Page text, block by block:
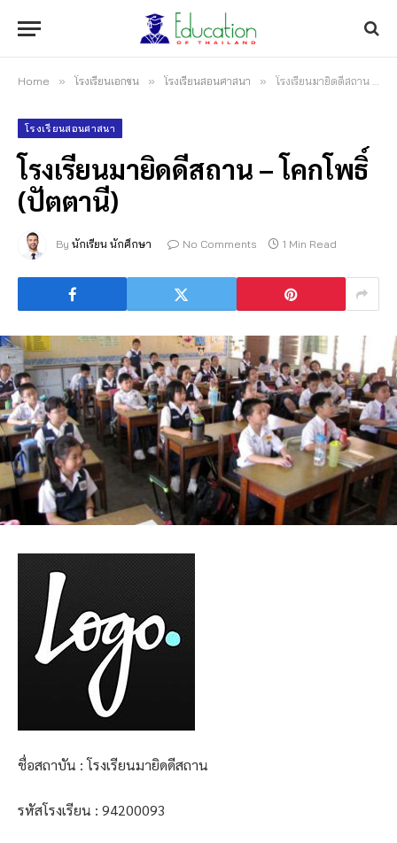
Home » โรงเรียนเอกชน » โรงเรียนสอนศาสนา » โรงเรียนมายิดดีสถาน – โคกโพธิ์ (ปัตตานี)
โรงเรียนสอนศาสนา
โรงเรียนมายิดดีสถาน – โคกโพธิ์
(ปัตตานี)
By นักเรียน นักศึกษา No Comments 1 Min Read
ชื่อสถาบัน : โรงเรียนมายิดดีสถาน
รหัสโรงเรียน : 94200093